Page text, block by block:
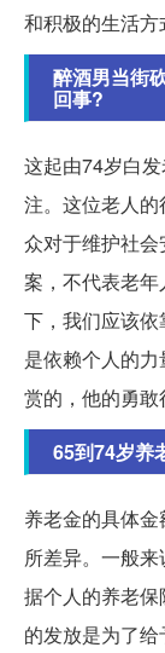
和积极的生活方
醉酒男当街
回事?
这起由74岁白
注。这位老人
众对于维护社
案，不代表老
下，我们应该
是依赖个人的
赏的，他的勇敢
65到74岁养
养老金的具体
所差异。一般
据个人的养老
的发放是为了